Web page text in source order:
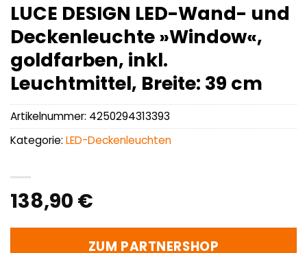
LUCE DESIGN LED-Wand- und
Deckenleuchte »Window«,
goldfarben, inkl.
Leuchtmittel, Breite: 39 cm
138,90 €
ZUM PARTNERSHOP
Artikelnummer: 4250294313393
Kategorie: LED-Deckenleuchten